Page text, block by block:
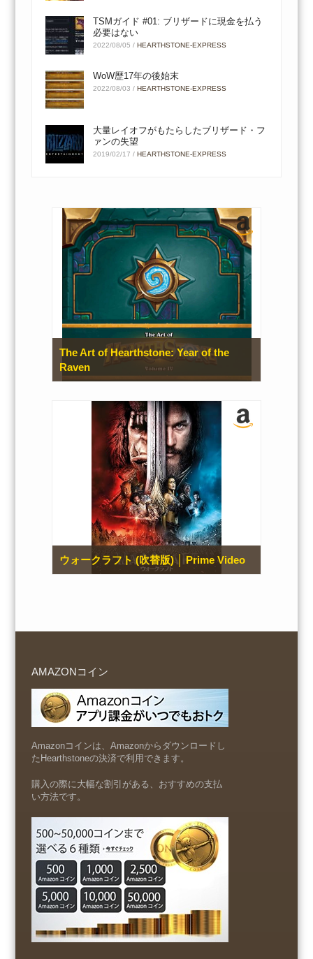
TSMガイド #01: ブリザードに現金を払う
必要はない
2022/08/05 / HEARTHSTONE-EXPRESS
WoW歴17年の後始末
2022/08/03 /HEARTHSTONE-EXPRESS
大量レイオフがもたらしたブリザード・フ
ァンの失望
2019/02/17 /HEARTHSTONE-EXPRESS
The Art of Hearthstone: Year of the
Raven
ウォークラフト (吹替版) │ Prime Video
AMAZONコイン
Amazonコインは、Amazonからダウンロードし
たHearthstoneの決済で利用できます。
購入の際に大幅な割引がある、おすすめの支払
い方法です。